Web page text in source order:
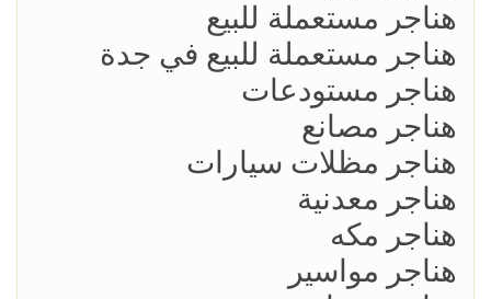
هناجر مستعملة للبيع
هناجر مستعملة للبيع في جدة
هناجر مستودعات
هناجر مصانع
هناجر مظلات سيارات
هناجر معدنية
هناجر مكه
هناجر مواسير